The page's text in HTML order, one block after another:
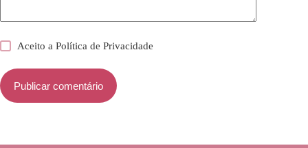
Aceito aPolítica de Privacidade
Publicar comentário